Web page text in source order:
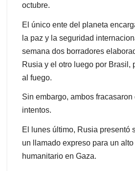
octubre.
El único ente del planeta
la paz y la seguridad
semana dos borradores
Rusia y el otro luego por Brasil,
al fuego.
Sin embargo, ambos
intentos.
El lunes último, Rusia presentó
un llamado expreso para un
humanitario en Gaza.